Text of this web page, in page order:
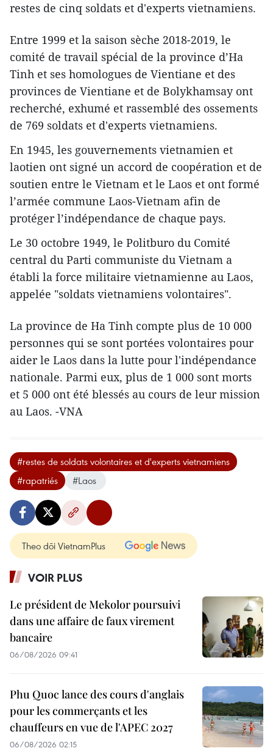
restes de cinq soldats et d'experts vietnamiens.
Entre 1999 et la saison sèche 2018-2019, le
comité de travail spécial de la province d’Ha
Tinh et ses homologues de Vientiane et des
provinces de Vientiane et de Bolykhamsay ont
recherché, exhumé et rassemblé des ossements
de 769 soldats et d'experts vietnamiens.
En 1945, les gouvernements vietnamien et
laotien ont signé un accord de coopération et de
soutien entre le Vietnam et le Laos et ont formé
l’armée commune Laos-Vietnam afin de
protéger l’indépendance de chaque pays.
Le 30 octobre 1949, le Politburo du Comité
central du Parti communiste du Vietnam a
établi la force militaire vietnamienne au Laos,
appelée "soldats vietnamiens volontaires".
La province de Ha Tinh compte plus de 10 000
personnes qui se sont portées volontaires pour
aider le Laos dans la lutte pour l'indépendance
nationale. Parmi eux, plus de 1 000 sont morts
et 5 000 ont été blessés au cours de leur mission
au Laos. -VNA
#restes de soldats volontaires et d'experts vietnamiens
#rapatriés
#Laos ​
Theo dõi VietnamPlus
VOIR PLUS
Le président de Mekolor poursuivi
dans une affaire de faux virement
bancaire
06/08/2026 09:41
Phu Quoc lance des cours d'anglais
pour les commerçants et les
chauffeurs en vue de l'APEC 2027
06/08/2026 02:15